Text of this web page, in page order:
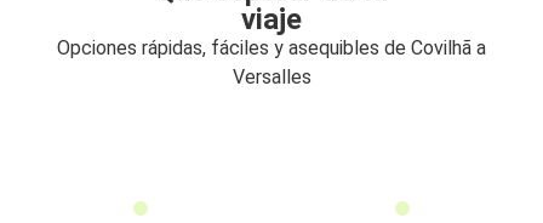
viaje
Opciones rápidas, fáciles y asequibles de Covilhã a
Versalles